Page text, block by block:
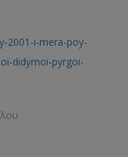
2001-i-mera-poy-
didymoi-pyrgoi-